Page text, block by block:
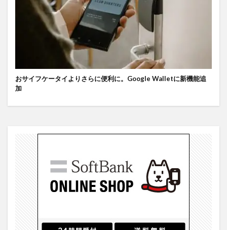
おサイフケータイよりさらに便利に。Google Walletに新機能追
加